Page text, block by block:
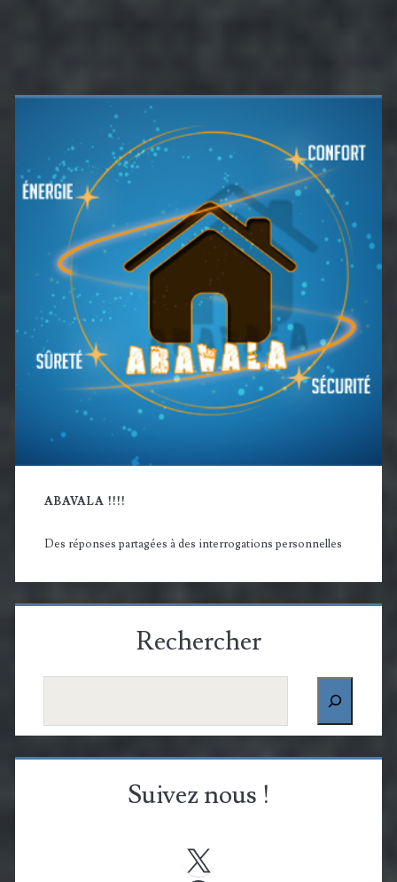
Barre
latérale
principale
ABAVALA !!!!
Des réponses partagées à des interrogations personnelles
Rechercher
Suivez nous !